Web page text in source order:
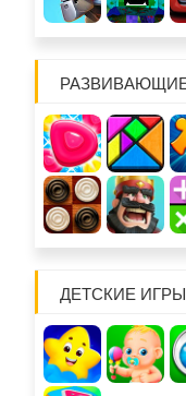
ДЕТСКИЕ ИГРЫ